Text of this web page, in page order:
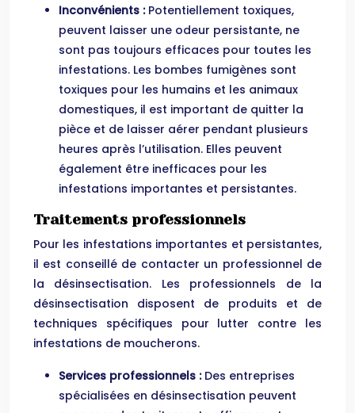
Inconvénients : Potentiellement toxiques,
peuvent laisser une odeur persistante, ne
sont pas toujours efficaces pour toutes les
infestations. Les bombes fumigènes sont
toxiques pour les humains et les animaux
domestiques, il est important de quitter la
pièce et de laisser aérer pendant plusieurs
heures après l’utilisation. Elles peuvent
également être inefficaces pour les
infestations importantes et persistantes.
Traitements professionnels
Pour les infestations importantes et persistantes,
il est conseillé de contacter un professionnel de
la désinsectisation. Les professionnels de la
désinsectisation disposent de produits et de
techniques spécifiques pour lutter contre les
infestations de moucherons.
Services professionnels : Des entreprises
spécialisées en désinsectisation peuvent